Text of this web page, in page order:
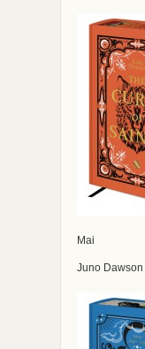
Mai
Juno